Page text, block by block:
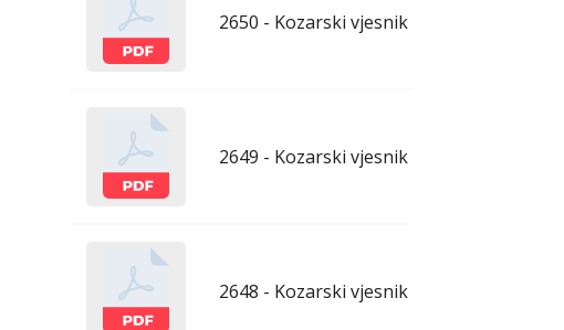
2650 - Kozarski vjesnik - 17.7.2026.
2649 - Kozarski vjesnik - 10.7.2026.
2648 - Kozarski vjesnik - 3.7.2026.